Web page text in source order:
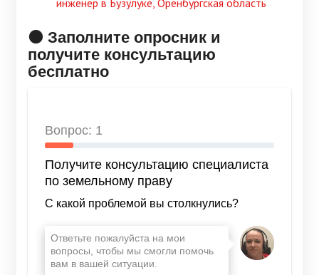
инженер в Бузулуке, Оренбургская область
🟠 Заполните опросник и
получите консультацию
бесплатно